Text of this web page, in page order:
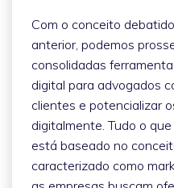
Com o conceito
anterior, podemos
consolidadas
digital para advogados
clientes e potencializar
digitalmente. Tudo o
está baseado no
caracterizado como